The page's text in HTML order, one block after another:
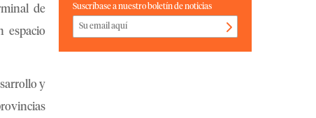
de
espacio
y
Suscríbase a nuestro boletín de noticias